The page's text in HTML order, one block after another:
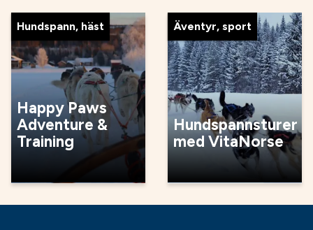
Hundspann, häst
Happy Paws
Adventure &
Training
Äventyr, sport
Hundspannsturer
med VitaNorse